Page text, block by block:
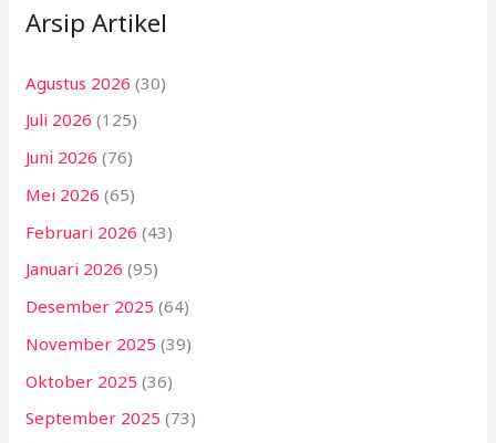
Arsip Artikel
Agustus 2026 (30)
Juli 2026 (125)
Juni 2026 (76)
Mei 2026 (65)
Februari 2026 (43)
Januari 2026 (95)
Desember 2025 (64)
November 2025 (39)
Oktober 2025 (36)
September 2025 (73)